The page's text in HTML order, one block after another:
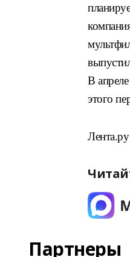
В
этого
Лента.ру
Партнеры